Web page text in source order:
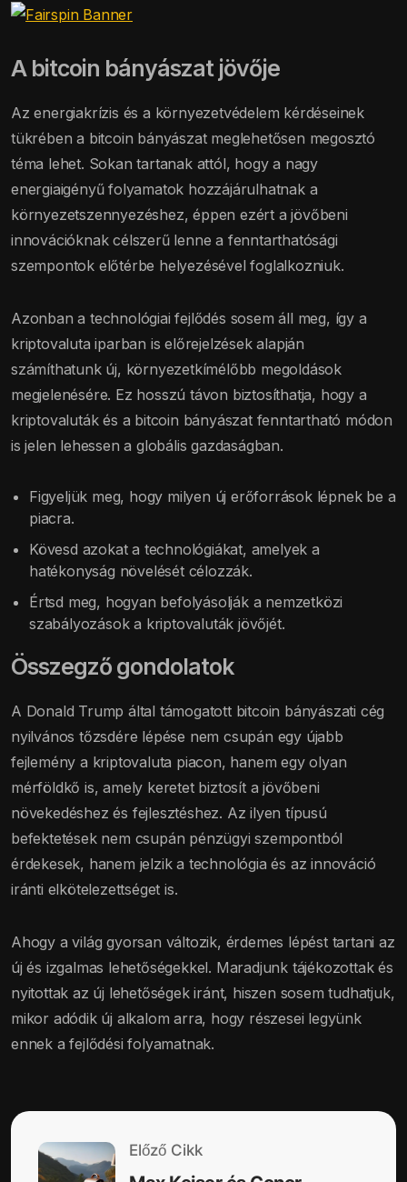
A bitcoin bányászat jövője
Az energiakrízis és a környezetvédelem kérdéseinek
tükrében a bitcoin bányászat meglehetősen megosztó
téma lehet. Sokan tartanak attól, hogy a nagy
energiaigényű folyamatok hozzájárulhatnak a
környezetszennyezéshez, éppen ezért a jövőbeni
innovációknak célszerű lenne a fenntarthatósági
szempontok előtérbe helyezésével foglalkozniuk.
Azonban a technológiai fejlődés sosem áll meg, így a
kriptovaluta iparban is előrejelzések alapján
számíthatunk új, környezetkímélőbb megoldások
megjelenésére. Ez hosszú távon biztosíthatja, hogy a
kriptovaluták és a bitcoin bányászat fenntartható módon
is jelen lehessen a globális gazdaságban.
Figyeljük meg, hogy milyen új erőforrások lépnek be a
piacra.
Kövesd azokat a technológiákat, amelyek a
hatékonyság növelését célozzák.
Értsd meg, hogyan befolyásolják a nemzetközi
szabályozások a kriptovaluták jövőjét.
Összegző gondolatok
A Donald Trump által támogatott bitcoin bányászati cég
nyilvános tőzsdére lépése nem csupán egy újabb
fejlemény a kriptovaluta piacon, hanem egy olyan
mérföldkő is, amely keretet biztosít a jövőbeni
növekedéshez és fejlesztéshez. Az ilyen típusú
befektetések nem csupán pénzügyi szempontból
érdekesek, hanem jelzik a technológia és az innováció
iránti elkötelezettséget is.
Ahogy a világ gyorsan változik, érdemes lépést tartani az
új és izgalmas lehetőségekkel. Maradjunk tájékozottak és
nyitottak az új lehetőségek iránt, hiszen sosem tudhatjuk,
mikor adódik új alkalom arra, hogy részesei legyünk
ennek a fejlődési folyamatnak.
Előző Cikk